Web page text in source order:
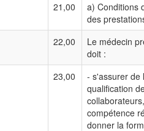
21,00
a) Conditions
des
22,00
Le médecin
doit :
23,00
- s'assurer de
qualification
compétence
donner la